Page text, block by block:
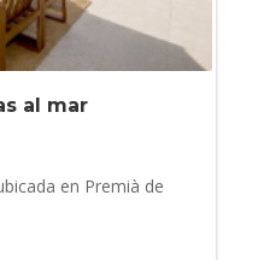
al mar
en Premià de